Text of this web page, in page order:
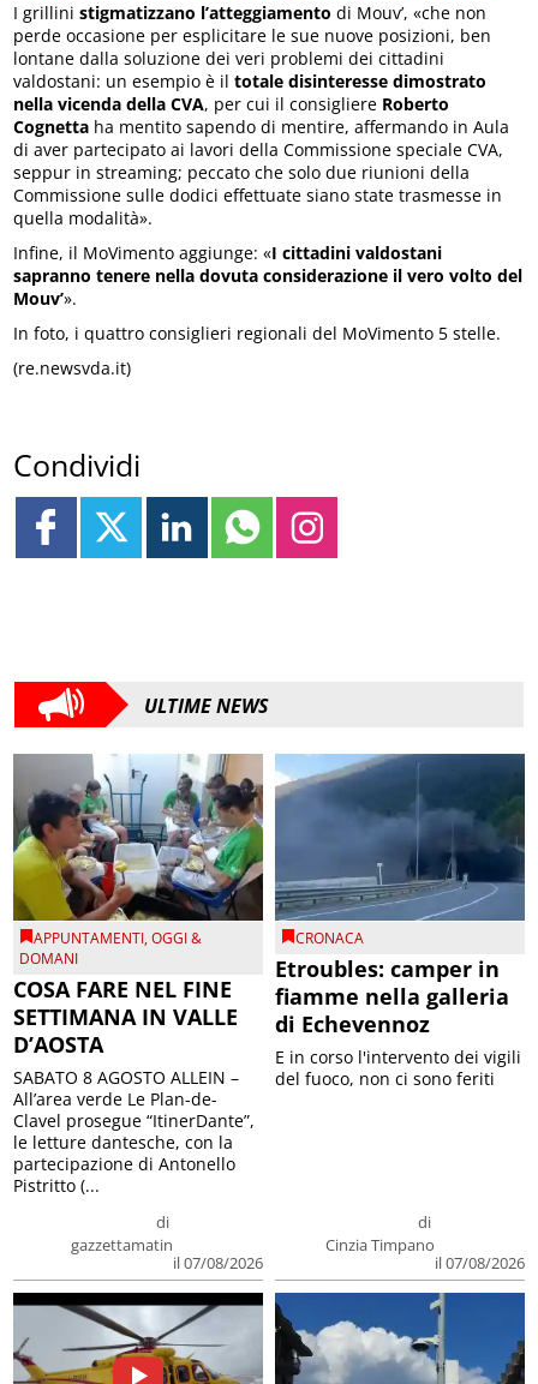
I grillinistigmatizzano l’atteggiamento di Mouv’, «che non
perde occasione per esplicitare le sue nuove posizioni, ben
lontane dalla soluzione dei veri problemi dei cittadini
valdostani: un esempio è iltotale disinteresse dimostrato
nella vicenda della CVA, per cui il consigliere Roberto
Cognetta ha mentito sapendo di mentire, affermando in Aula
di aver partecipato ai lavori della Commissione speciale CVA,
seppur in streaming; peccato che solo due riunioni della
Commissione sulle dodici effettuate siano state trasmesse in
quella modalità».
Infine, il MoVimento aggiunge: «I cittadini valdostani
sapranno tenere nella dovuta considerazione il vero volto del
Mouv’».
In foto, i quattro consiglieri regionali del MoVimento 5 stelle.
(re.newsvda.it)
Condividi
ULTIME NEWS
APPUNTAMENTI,OGGI &
DOMANI
COSA FARE NEL FINE
SETTIMANA IN VALLE
D’AOSTA
di
gazzettamatin
il 07/08/2026
SABATO 8 AGOSTO ALLEIN –
All’area verde Le Plan-de-
Clavel prosegue “ItinerDante”,
le letture dantesche, con la
partecipazione di Antonello
Pistritto (...
CRONACA
Etroubles: camper in
fiamme nella galleria
di Echevennoz
di
Cinzia Timpano
il 07/08/2026
E in corso l'intervento dei vigili
del fuoco, non ci sono feriti